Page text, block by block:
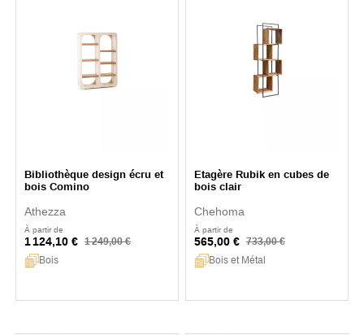
Bibliothèque design écru et
bois Comino
Athezza
À partir de
1 124,10 € 1 249,00 €
Bois
Etagère Rubik en cubes de
bois clair
Chehoma
À partir de
565,00 € 733,00 €
Bois et Métal